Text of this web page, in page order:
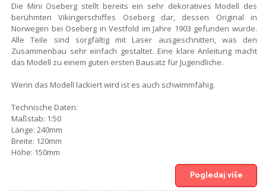
Die Mini Oseberg stellt bereits ein sehr dekoratives Modell des
berühmten Vikingerschiffes Oseberg dar, dessen Original in
Norwegen bei Oseberg in Vestfold im Jahre 1903 gefunden wurde.
Alle Teile sind sorgfältig mit Laser ausgeschnitten, was den
Zusammenbau sehr einfach gestaltet. Eine klare Anleitung macht
das Modell zu einem guten ersten Bausatz für Jugendliche.
Wenn das Modell lackiert wird ist es auch schwimmfähig.
Technische Daten:
Maßstab: 1:50
Länge: 240mm
Breite: 120mm
Höhe: 150mm
Pogledaj više